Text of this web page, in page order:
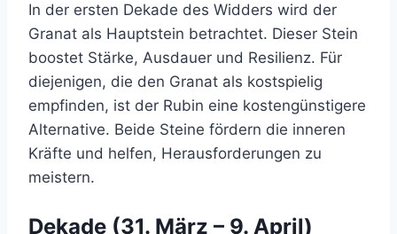
In der ersten Dekade des Widders wird der
Granat als Hauptstein betrachtet. Dieser Stein
boostet Stärke, Ausdauer und Resilienz. Für
diejenigen, die den Granat als kostspielig
empfinden, ist der Rubin eine kostengünstigere
Alternative. Beide Steine fördern die inneren
Kräfte und helfen, Herausforderungen zu
meistern.
Dekade (31. März – 9. April)